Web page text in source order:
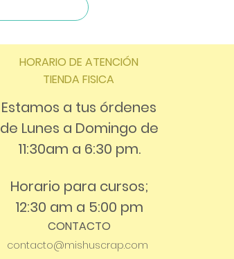
HORARIO DE ATENCIÓN
TIENDA FISICA
Estamos a tus órdenes
de Lunes a Domingo de
11:30am a 6:30 pm.
Horario para cursos;
12:30 am a 5:00 pm
CONTACTO
contacto@mishuscrap.com